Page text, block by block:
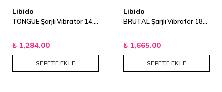
Libido
₺ 1,284.00
SEPETE EKLE
Libido
₺ 1,665.00
SEPETE EKLE